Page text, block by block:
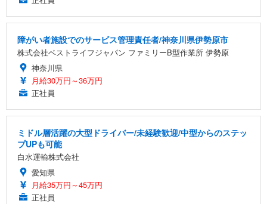
障がい者施設でのサービス管理責任者/神奈川県伊勢原市
株式会社ベストライフジャパン ファミリーB型作業所 伊勢原
神奈川県
月給30万円～36万円
正社員
ミドル層活躍の大型ドライバー/未経験歓迎/中型からのステッ
プUPも可能
白水運輸株式会社
愛知県
月給35万円～45万円
正社員